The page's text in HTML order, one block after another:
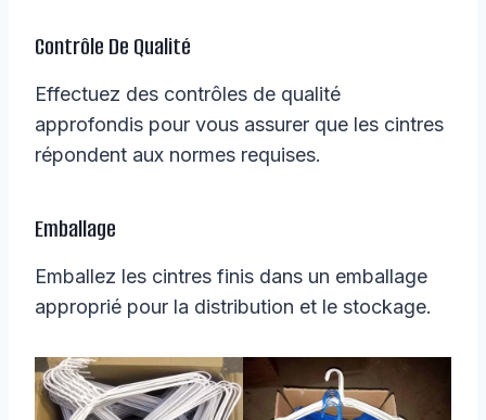
Contrôle De Qualité
Effectuez des contrôles de qualité
approfondis pour vous assurer que les cintres
répondent aux normes requises.
Emballage
Emballez les cintres finis dans un emballage
approprié pour la distribution et le stockage.